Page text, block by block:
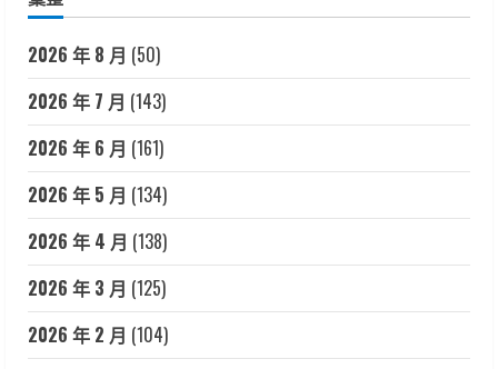
2026 年 8 月 (50)
2026 年 7 月 (143)
2026 年 6 月 (161)
2026 年 5 月 (134)
2026 年 4 月 (138)
2026 年 3 月 (125)
2026 年 2 月 (104)